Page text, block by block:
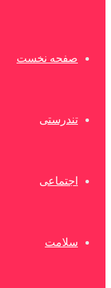
صفحه نخست
تندرستی
اجتماعی
سلامت